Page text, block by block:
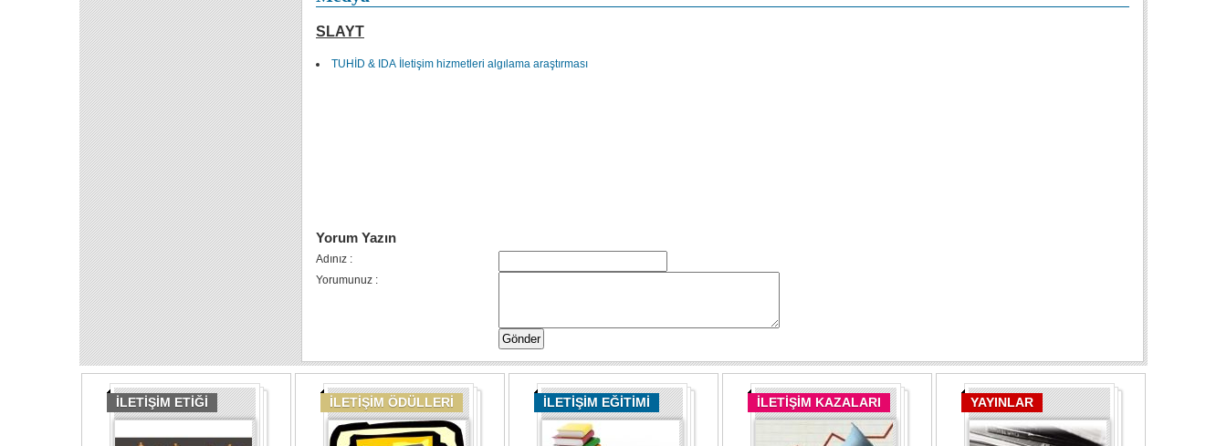
SLAYT
TUHİD & IDA İletişim hizmetleri algılama araştırması
Yorum Yazın
Adınız :
Yorumunuz :
İLETİŞİM ETİĞİ İLETİŞİM ÖDÜLLERİ İLETİŞİM EĞİTİMİ İLETİŞİM KAZALARI YAYINLAR